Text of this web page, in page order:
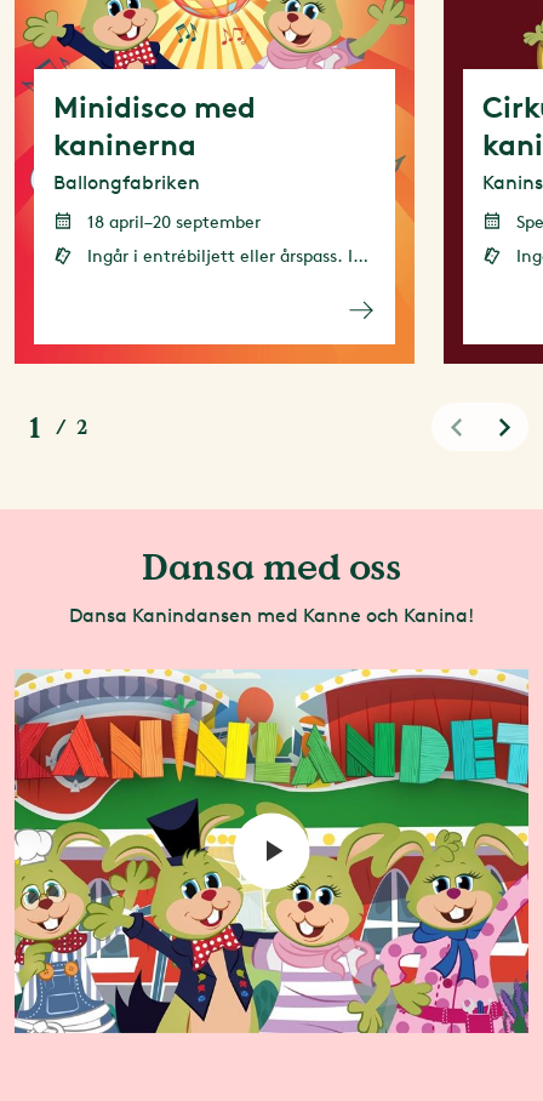
Minidisco med
kaninerna
Ballongfabriken
18 april–20 september
Ingår i entrébiljett eller årspass. Ingen förbokning krävs
1 / 2
Dansa med oss
Dansa Kanindansen med Kanne och Kanina!